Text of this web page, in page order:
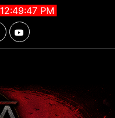
12:49:48 PM